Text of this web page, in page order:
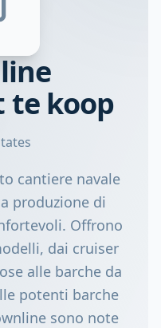
te koop
cantiere navale
produzione di
Offrono
dai cruiser
alle barche da
potenti barche
sono note